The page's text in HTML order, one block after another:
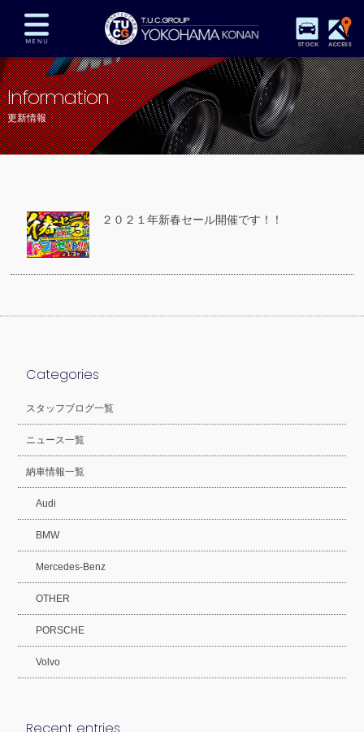
STOCK ACCESS
在庫車両情報 保証&サービス パーツリスト
TUCとは？ 店舗情報 アクセスマップ
全国納車 特別作業 注文販売
プライバシーポリシー
Information
更新情報
２０２１年新春セール開催です！！
Categories
スタッフブログ一覧
ニュース一覧
納車情報一覧
Audi
BMW
Mercedes-Benz
OTHER
PORSCHE
Volvo